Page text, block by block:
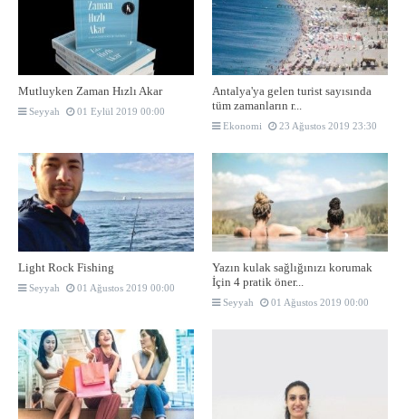
Mutluyken Zaman Hızlı Akar
Seyyah 01 Eylül 2019 00:00
Antalya'ya gelen turist sayısında
tüm zamanların r...
Ekonomi 23 Ağustos 2019 23:30
Light Rock Fishing
Seyyah 01 Ağustos 2019 00:00
Yazın kulak sağlığınızı korumak
İçin 4 pratik öner...
Seyyah 01 Ağustos 2019 00:00